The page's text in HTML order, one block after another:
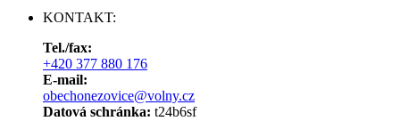
KONTAKT:
Tel./fax:
+420 377 880 176
E-mail:
obechonezovice@volny.cz
Datová schránka: t24b6sf